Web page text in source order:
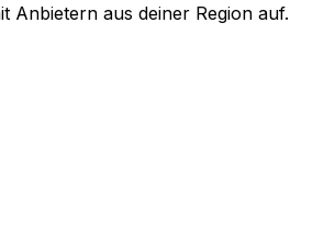
Anbietern aus deiner Region auf.